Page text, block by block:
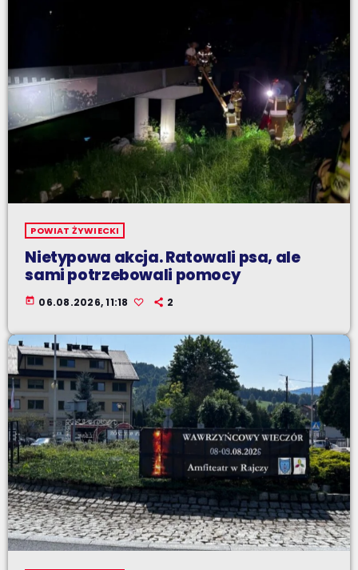
POWIAT ŻYWIECKI
Nietypowa akcja. Ratowali psa, ale
sami potrzebowali pomocy
today 06.08.2026, 11:18 2